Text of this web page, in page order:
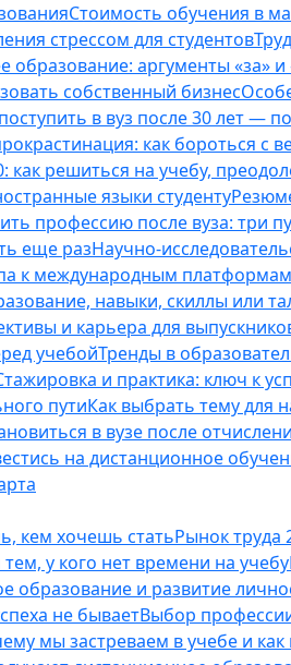
Стоимость обучения в
стрессом для студентов
аргументы «за» и
собственный бизнес
в вуз после 30 лет —
как бороться с
как решиться на учебу,
языки студенту
профессию после вуза: три
еще разНаучно-
к международным платформам
навыки, скиллы или
и карьера для
учебойТренды в
и практика: ключ к
путиКак выбрать тему для
в вузе после
на дистанционное
кем хочешь статьРынок труда
тем, у кого нет времени на учебу
образование и развитие
не бываетВыбор
мы застреваем в учебе и как